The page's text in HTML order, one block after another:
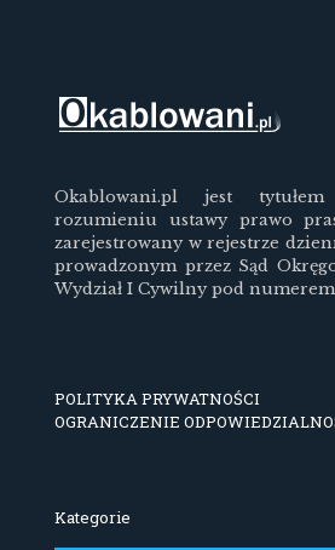
Okablowani.pl jest
rozumieniu ustawy prawo
zarejestrowany w rejestrze
prowadzonym przez Sąd
Wydział I Cywilny pod numerem
POLITYKA PRYWATNOŚCI
OGRANICZENIE
Kategorie